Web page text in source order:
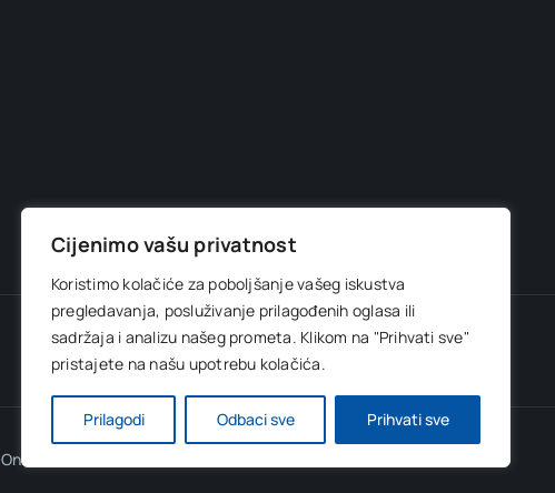
Cijenimo vašu privatnost
Koristimo kolačiće za poboljšanje vašeg iskustva
pregledavanja, posluživanje prilagođenih oglasa ili
sadržaja i analizu našeg prometa. Klikom na "Prihvati sve"
pristajete na našu upotrebu kolačića.
Prilagodi Odbaci sve Prihvati sve
Mala enciklopedija Info brojevi
OnlinePress Ltd